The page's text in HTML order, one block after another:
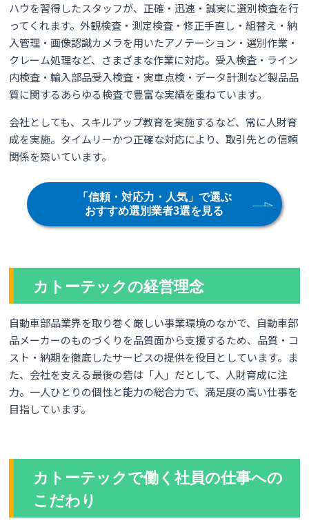
ハウを習得したスタッフが、正確・迅速・誠実に選別検査を行
ってくれます。外観検査・測定検査・修正手直し・組替え・納
入管理・画像認識カメラを用いたアノテーション・選別作業・
クレーム処理など、さまざまな作業に対応。受入検査・ライン
内検査・輸入部品受入検査・実車点検・データ計測など製品品
質に関するあらゆる検査で豊富な実績を重ねています。
会社としても、スキルアップ教育を実施するなど、常に人財育
成を実施。タイムリーかつ正確な対応により、取引先との信頼
関係を築いています。
「信頼・対応力・人気」で選ぶ
おすすめ選別業者3選を見る
カトーテックの経営理念
自動車部品業界を取り巻く厳しい事業環境のなかで、自動車部
品メーカーのものづくりを品質面から支援するため、品質・コ
スト・納期を徹底したサービスの提供を役目としています。ま
た、会社を支える最後の砦は「人」だとして、人財育成に注
力。一人ひとりの個性と能力の総合力で、満足度の高い仕事を
目指しています。
カトーテックで働く社員の仕事への
こだわり